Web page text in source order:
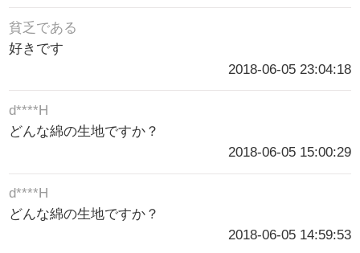
貧乏である
好きです
2018-06-05 23:04:18
d****H
どんな綿の生地ですか？
2018-06-05 15:00:29
d****H
どんな綿の生地ですか？
2018-06-05 14:59:53